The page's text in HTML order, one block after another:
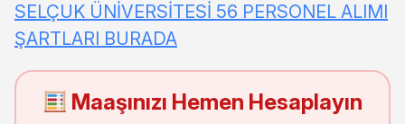
SELÇUK ÜNİVERSİTESİ 56 PERSONEL ALIMI
ŞARTLARI BURADA
Maaşınızı Hemen Hesaplayın